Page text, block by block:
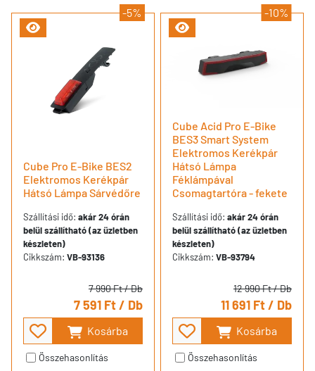
-5%
Cube Pro E-Bike BES2
Elektromos Kerékpár
Hátsó Lámpa Sárvédőre
Szállítási idő: akár 24 órán
belül szállítható (az üzletben
készleten)
Cikkszám: VB-93136
7 990 Ft/ Db
7 591 Ft/ Db
Kosárba
Összehasonlítás
-10%
Cube Acid Pro E-Bike
BES3 Smart System
Elektromos Kerékpár
Hátsó Lámpa
Féklámpával
Csomagtartóra - fekete
Szállítási idő: akár 24 órán
belül szállítható (az üzletben
készleten)
Cikkszám: VB-93794
12 990 Ft/ Db
11 691 Ft/ Db
Kosárba
Összehasonlítás